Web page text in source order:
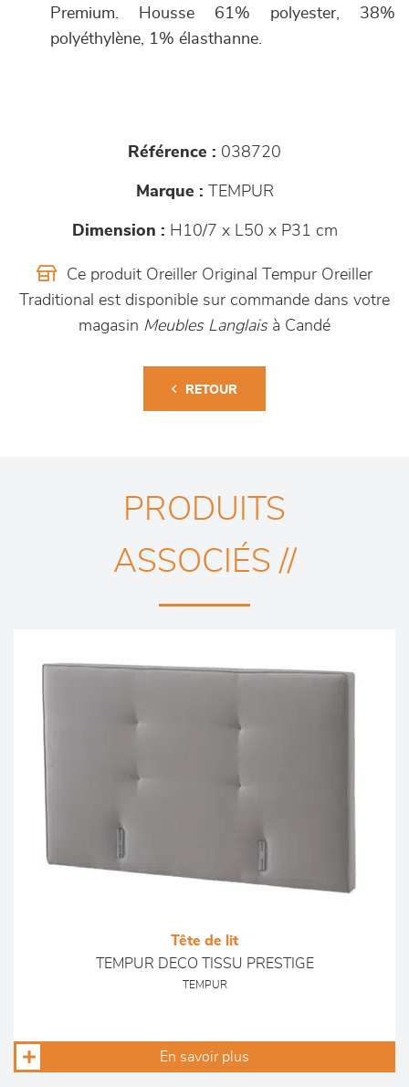
Premium. Housse 61% polyester, 38%
polyéthylène, 1% élasthanne.
Référence : 038720
Marque : TEMPUR
Dimension : H10/7 x L50 x P31 cm
Ce produit Oreiller Original Tempur Oreiller
Traditional est disponible sur commande dans votre
magasin Meubles Langlaisà Candé
RETOUR
PRODUITS
ASSOCIÉS //
Tête de lit
TEMPUR DECO TISSU PRESTIGE
TEMPUR
En savoir plus